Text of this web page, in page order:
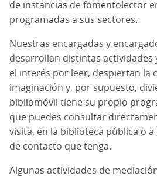
de instancias de fomentolector
programadas a sus sectores.
Nuestras encargadas y
desarrollan distintas actividades
el interés por leer, despiertan la
imaginación y, por supuesto,
bibliomóvil tiene su propio
que puedes consultar
visita, en la biblioteca pública o
de contacto que tenga.
Algunas actividades de